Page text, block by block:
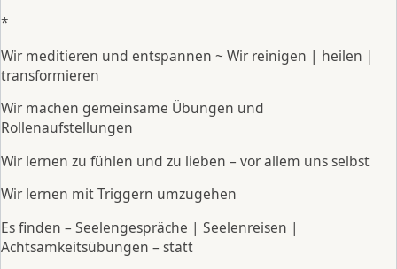
*
Wir meditieren und entspannen ~ Wir reinigen | heilen |
transformieren
Wir machen gemeinsame Übungen und
Rollenaufstellungen
Wir lernen zu fühlen und zu lieben – vor allem uns selbst
Wir lernen mit Triggern umzugehen
Es finden – Seelengespräche | Seelenreisen |
Achtsamkeitsübungen – statt